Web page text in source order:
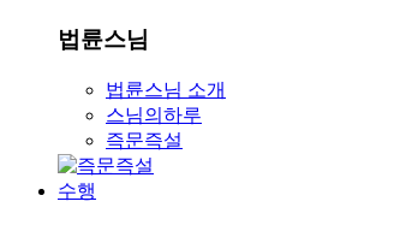
법륜스님
법륜스님 소개
스님의하루
즉문즉설
수행